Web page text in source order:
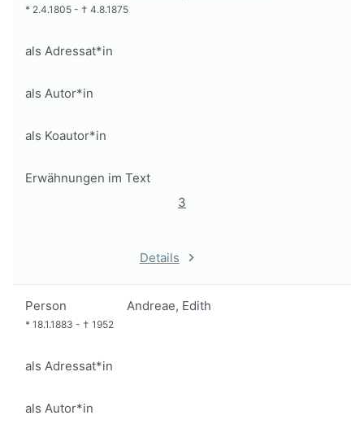
* 2.4.1805 - † 4.8.1875
als Adressat*in
als Autor*in
als Koautor*in
Erwähnungen im Text
3
Details
Person Andreae, Edith
* 18.1.1883 - † 1952
als Adressat*in
als Autor*in